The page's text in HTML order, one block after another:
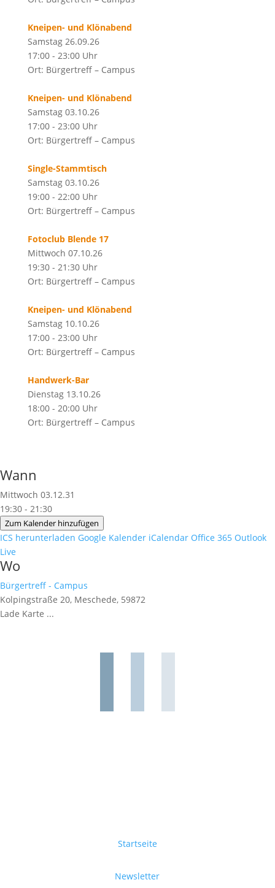
Kneipen- und Klönabend
Samstag 26.09.26
17:00 - 23:00 Uhr
Ort: Bürgertreff – Campus
Kneipen- und Klönabend
Samstag 03.10.26
17:00 - 23:00 Uhr
Ort: Bürgertreff – Campus
Single-Stammtisch
Samstag 03.10.26
19:00 - 22:00 Uhr
Ort: Bürgertreff – Campus
Fotoclub Blende 17
Mittwoch 07.10.26
19:30 - 21:30 Uhr
Ort: Bürgertreff – Campus
Kneipen- und Klönabend
Samstag 10.10.26
17:00 - 23:00 Uhr
Ort: Bürgertreff – Campus
Handwerk-Bar
Dienstag 13.10.26
18:00 - 20:00 Uhr
Ort: Bürgertreff – Campus
Wann
Mittwoch 03.12.31
19:30 - 21:30
Zum Kalender hinzufügen
ICS herunterladen Google Kalender iCalendar Office 365 Outlook
Live
Wo
Bürgertreff - Campus
Kolpingstraße 20, Meschede, 59872
Lade Karte ...
Startseite
Newsletter